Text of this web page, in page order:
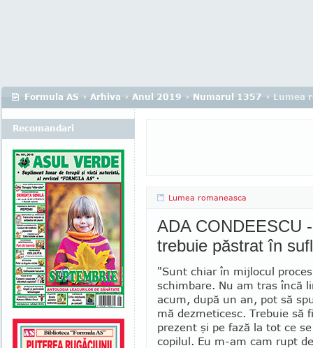
Formula AS › Arhiva › Anul 2019 › Numarul 1357 › Lumea
Lumea romaneasca
ADA CONDEESCU
trebuie păstrat în
"Sunt chiar în mij­locul
schimbare. Nu am tras încă
acum, după un an, pot să
mă dez­meticesc. Trebuie să
prezent şi pe fază la tot ce
copilul. Eu m-am cam rupt
Recomandari